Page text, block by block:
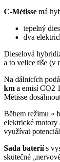
C-Métisse má
tepelný
dva
Dieselová
a to velice tiše (v
Na dálnicích
km a emisí CO2
Métisse
Během režimu «
elektrické motory
využívat
Sada bateriís
skutečné